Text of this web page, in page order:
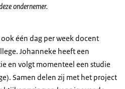
ondernemer.
één dag per week docent
Johanneke heeft een
en volgt momenteel een studie
Samen delen zij met het project